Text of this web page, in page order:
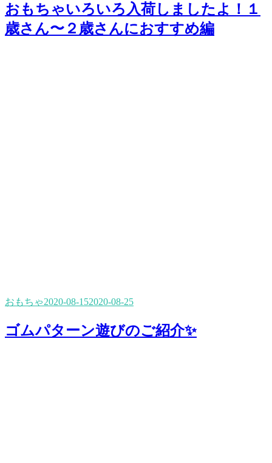
おもちゃいろいろ入荷しましたよ！１
歳さん〜２歳さんにおすすめ編
おもちゃ2020-08-152020-08-25
ゴムパターン遊びのご紹介✨